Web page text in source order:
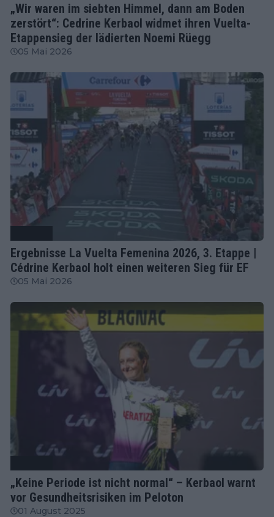
„Wir waren im siebten Himmel, dann am Boden
zerstört“: Cedrine Kerbaol widmet ihren Vuelta-
Etappensieg der lädierten Noemi Rüegg
05 Mai 2026
Ergebnisse La Vuelta Femenina 2026, 3. Etappe |
Cédrine Kerbaol holt einen weiteren Sieg für EF
05 Mai 2026
„Keine Periode ist nicht normal“ – Kerbaol warnt
vor Gesundheitsrisiken im Peloton
01 August 2025